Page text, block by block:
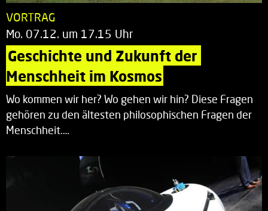
VORTRAG
Mo. 07.12. um 17.15 Uhr
Geschichte und Zukunft der
Menschheit im Kosmos
Wo kommen wir her? Wo gehen wir hin? Diese Fragen
gehören zu den ältesten philosophischen Fragen der
Menschheit.…